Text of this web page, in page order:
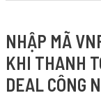
NHẬP MÃ
KHI THANH
DEAL CÔNG